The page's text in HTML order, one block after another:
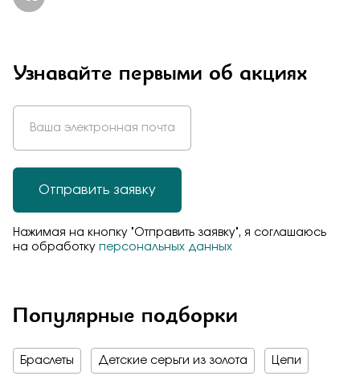
Узнавайте первыми об акциях
Отправить заявку
Нажимая на кнопку "Отправить заявку", я соглашаюсь
на обработку персональных данных
Популярные подборки
Браслеты Детские серьги из золота Цепи